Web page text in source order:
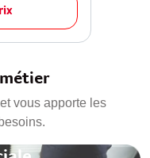
vous apporte les